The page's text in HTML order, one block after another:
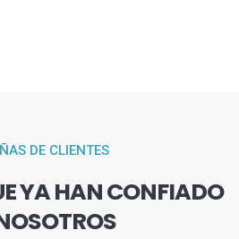
DE CLIENTES
YA HAN CONFIADO